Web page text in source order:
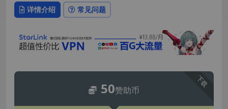
详情介绍 常见问题
下载
50赞助币